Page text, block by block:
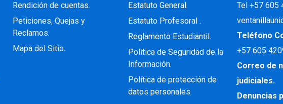
Rendición de cuentas.
Peticiones, Quejas y
Reclamos.
Mapa del Sitio.
Estatuto General.
Estatuto Profesoral .
Reglamento Estudiantil.
Política de Seguridad de la
Información.
Política de protección de
datos personales.
Tel +57 605
Teléfono
+57605
Correo de
judiciales.
Denuncias